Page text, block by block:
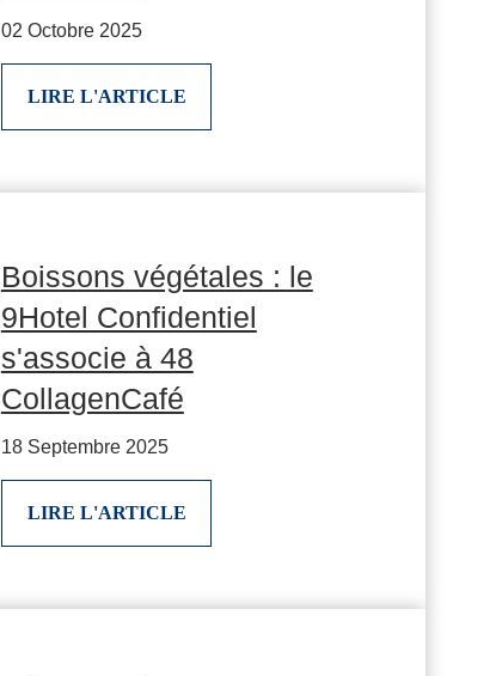
02 Octobre 2025
LIRE L'ARTICLE
Boissons végétales : le
9Hotel Confidentiel
s'associe à 48
CollagenCafé
18 Septembre 2025
LIRE L'ARTICLE